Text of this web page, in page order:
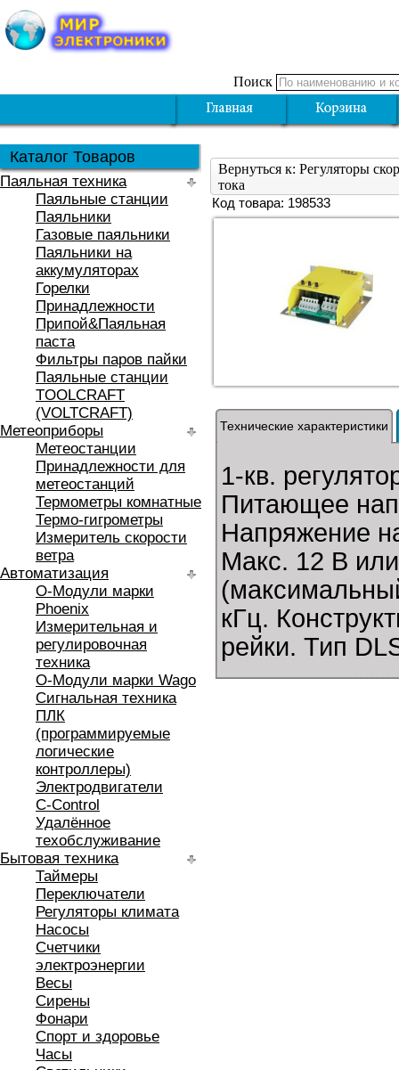
Поиск
Каталог Товаров
Паяльная техника
Паяльные станции
Паяльники
Газовые паяльники
Паяльники на
аккумуляторах
Горелки
Принадлежности
Припой&Паяльная
паста
Фильтры паров пайки
Паяльные станции
TOOLCRAFT
(VOLTCRAFT)
Метеоприборы
Метеостанции
Принадлежности для
метеостанций
Термометры комнатные
Термо-гигрометры
Измеритель скорости
ветра
Автоматизация
O-Модули марки
Phoenix
Измерительная и
регулировочная
техника
O-Модули марки Wago
Сигнальная техника
ПЛК
(программируемые
логические
контроллеры)
Электродвигатели
C-Control
Удалённое
техобслуживание
Бытовая техника
Таймеры
Переключатели
Регуляторы климата
Насосы
Счетчики
электроэнергии
Весы
Сирены
Фонари
Спорт и здоровье
Часы
Вернуться к: Регуляторы
тока
Код товара: 198533
Технические характеристики
1-кв.
Питающее
Напряжение
Макс. 12 В
кГц.
рейки. Тип